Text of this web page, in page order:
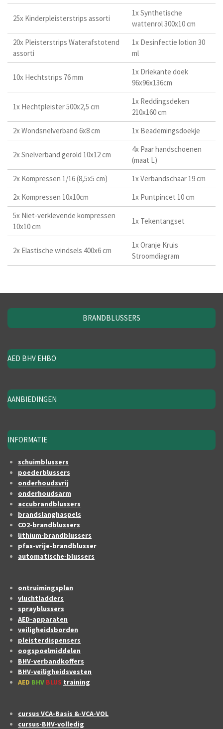
25x Kinderpleisterstrips assorti
1x Synthetische
wattenrol 300x10 cm
20x Pleisterstrips Waterafstotend
assorti
1x Desinfectie lotion 30
ml
10x Hechtstrips 76 mm
1x Driekante doek
96x96x136cm
1x Hechtpleister 500x2,5 cm
1x Reddingsdeken
210x160 cm
2x Wondsnelverband 6x8 cm
1x Beademingsdoekje
2x Snelverband gerold 10x12 cm
4x Paar handschoenen
(maat L)
2x Kompressen 1/16 (8,5x5 cm)
1x Verbandschaar 19 cm
2x Kompressen 10x10cm
1x Puntpincet 10 cm
5x Niet-verklevende kompressen
10x10 cm
1x Tekentangset
2x Elastische windsels 400x6 cm
1x Oranje Kruis
Stroomdiagram
BRANDBLUSSERS
AED BHV EHBO
AANBIEDINGEN
INFORMATIE
schuimblussers
poederblussers
onderhoudsvrij
onderhoudsarm
accubrandblussers
brandslanghaspels
CO2-brandblussers
lithium-brandblussers
pfas-vrije-brandblusser
automatische-blussers
ontruimingsplan
vluchtladders
sprayblussers
AED-apparaten
veiligheidsborden
pleisterdispensers
oogspoelmiddelen
BHV-verbandkoffers
BHV-veiligheidsvesten
AED BHV BLUS training
cursus VCA-Basis &-VCA-VOL
cursus-BHV-volledig